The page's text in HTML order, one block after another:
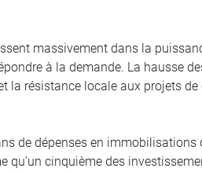
massivement dans la
à la demande. La hausse
la résistance locale aux projets de
de dépenses en immobilisations
qu’un cinquième des